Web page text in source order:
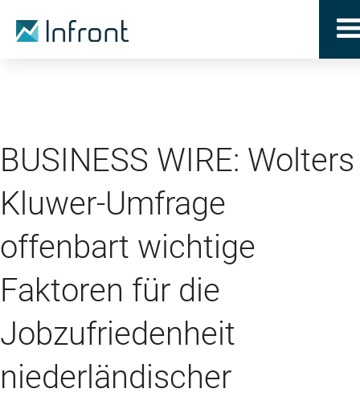
BUSINESS WIRE: Wolters
Kluwer-Umfrage
offenbart wichtige
Faktoren für die
Jobzufriedenheit
niederländischer